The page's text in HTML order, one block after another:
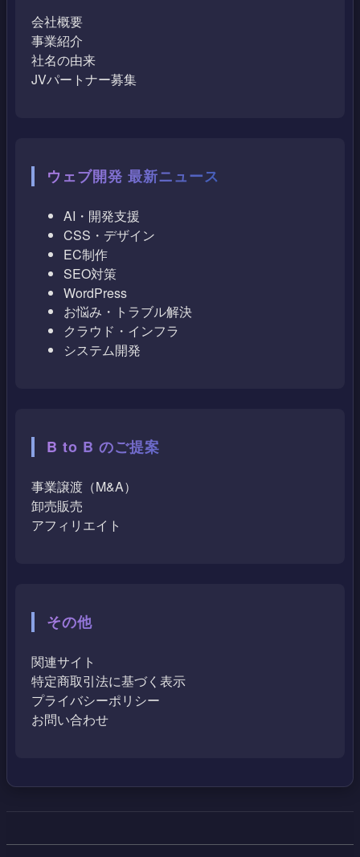
会社概要
事業紹介
社名の由来
JVパートナー募集
ウェブ開発 最新ニュース
AI・開発支援
CSS・デザイン
EC制作
SEO対策
WordPress
お悩み・トラブル解決
クラウド・インフラ
システム開発
B to B のご提案
事業譲渡（M&A）
卸売販売
アフィリエイト
その他
関連サイト
特定商取引法に基づく表示
プライバシーポリシー
お問い合わせ